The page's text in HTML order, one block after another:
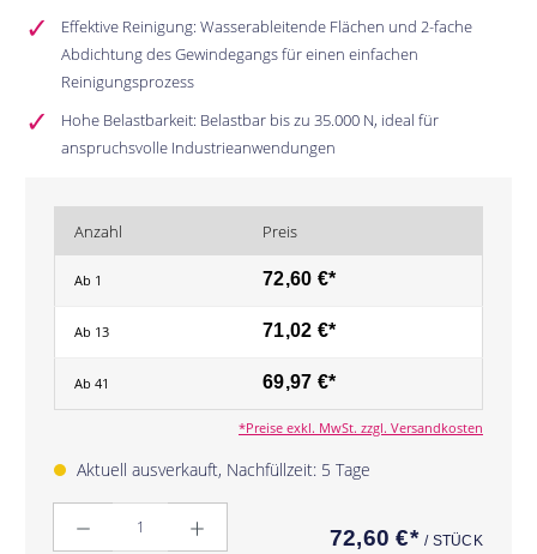
Effektive Reinigung: Wasserableitende Flächen und 2-fache
Abdichtung des Gewindegangs für einen einfachen
Reinigungsprozess
Hohe Belastbarkeit: Belastbar bis zu 35.000 N, ideal für
anspruchsvolle Industrieanwendungen
Anzahl Preis
Ab 1 72,60 €*
Ab 13 71,02 €*
Ab 41 69,97 €*
*Preise exkl. MwSt. zzgl. Versandkosten
Aktuell ausverkauft, Nachfüllzeit: 5 Tage
72,60 €*/ STÜCK